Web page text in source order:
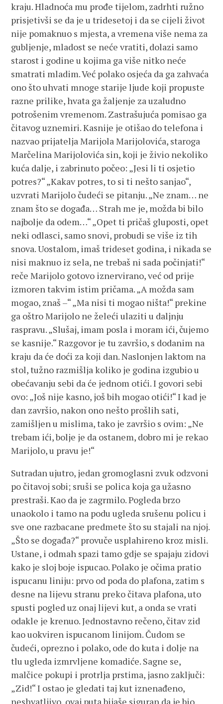
kraju. Hladnoća mu prođe tijelom, zadrhti ružno
prisjetivši se da je u tridesetoj i da se cijeli život
nije pomaknuo s mjesta, a vremena više nema za
gubljenje, mladost se neće vratiti, dolazi samo
starost i godine u kojima ga više nitko neće
smatrati mladim. Već polako osjeća da ga zahvaća
ono što uhvati mnoge starije ljude koji propuste
razne prilike, hvata ga žaljenje za uzaludno
potrošenim vremenom. Zastrašujuća pomisao ga
čitavog uznemiri. Kasnije je otišao do telefona i
nazvao prijatelja Marijola Marijolovića, staroga
Marčelina Marijolovića sin, koji je živio nekoliko
kuća dalje, i zabrinuto počeo: „Jesi li ti osjetio
potres?“ „Kakav potres, to si ti nešto sanjao“,
uzvrati Marijolo čudeći se pitanju. „Ne znam… ne
znam što se događa… Strah me je, možda bi bilo
najbolje da odem…“ „Opet ti pričaš gluposti, opet
neki odlasci, samo snovi, probudi se više iz tih
snova. Uostalom, imaš trideset godina, i nikada se
nisi maknuo iz sela, ne trebaš ni sada počinjati!“
reče Marijolo gotovo iznervirano, već od prije
izmoren takvim istim pričama. „A možda sam
mogao, znaš –“ „Ma nisi ti mogao ništa!“ prekine
ga oštro Marijolo ne želeći ulaziti u daljnju
raspravu. „Slušaj, imam posla i moram ići, čujemo
se kasnije.“ Razgovor je tu završio, s dodanim na
kraju da će doći za koji dan. Naslonjen laktom na
stol, tužno razmišlja koliko je godina izgubio u
obećavanju sebi da će jednom otići. I govori sebi
ovo: „Još nije kasno, još bih mogao otići!“ I kad je
dan završio, nakon ono nešto prošlih sati,
zamišljen u mislima, tako je završio s ovim: „Ne
trebam ići, bolje je da ostanem, dobro mi je rekao
Marijolo, u pravu je!“
Sutradan ujutro, jedan gromoglasni zvuk odzvoni
po čitavoj sobi; sruši se polica koja ga užasno
prestraši. Kao da je zagrmilo. Pogleda brzo
unaokolo i tamo na podu ugleda srušenu policu i
sve one razbacane predmete što su stajali na njoj.
„Što se događa?“ provuče usplahireno kroz misli.
Ustane, i odmah spazi tamo gdje se spajaju zidovi
kako je sloj boje ispucao. Polako je očima pratio
ispucanu liniju: prvo od poda do plafona, zatim s
desne na lijevu stranu preko čitava plafona, uto
spusti pogled uz onaj lijevi kut, a onda se vrati
odakle je krenuo. Jednostavno rečeno, čitav zid
kao uokviren ispucanom linijom. Čudom se
čudeći, oprezno i polako, ode do kuta i dolje na
tlu ugleda izmrvljene komadiće. Sagne se,
malčice pokupi i protrlja prstima, jasno zaključi:
„Zid!“ I ostao je gledati taj kut iznenađeno,
neshvatljivo, ovaj puta bijaše siguran da je bio